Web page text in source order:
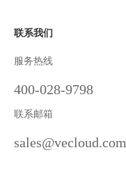
联系我们
服务热线
400-028-9798
联系邮箱
sales@vecloud.com